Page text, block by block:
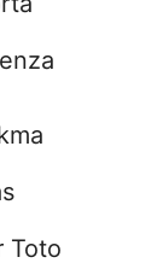
Toto